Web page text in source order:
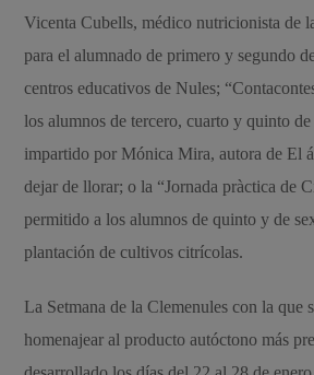
Vicenta Cubells, médico nutricionista de
para el alumnado de primero y segundo
centros educativos de Nules;
los alumnos de tercero, cuarto y quinto
impartido por Mónica Mira, autora de El
dejar de llorar; o la “Jornada pràctica de
permitido a los alumnos de quinto y de
plantación de cultivos citrícolas.
La Setmana de la Clemenules con la que
homenajear al producto autóctono más